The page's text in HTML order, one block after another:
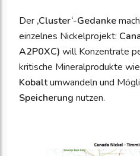
Der ‚Cluster‘-Gedanke
einzelnes Nickelprojekt:
A2P0XC) will Konzentrate
kritische Mineralprodukte wie
Kobaltumwandeln und
Speicherung nutzen.